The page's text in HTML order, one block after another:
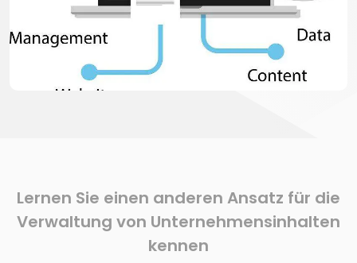
Lernen Sie einen anderen Ansatz für die
Verwaltung von Unternehmensinhalten
kennen